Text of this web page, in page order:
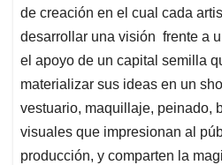
de creación en el cual cada
desarrollar una visión frente a
el apoyo de un capital semilla
materializar sus ideas en un
vestuario, maquillaje, peinado,
visuales que impresionan al
producción, y comparten la